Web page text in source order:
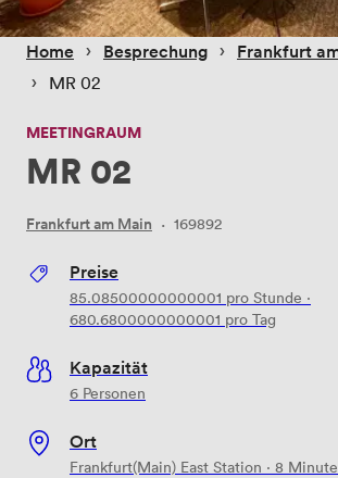
Home › Besprechung › Frankfurt
› MR 02
MEETINGRAUM
MR 02
Frankfurt am Main · 169892
Preise
85.08500000000001 pro Stunde ·
680.6800000000001 pro Tag
Kapazität
6 Personen
Ort
Frankfurt(Main) East Station · 8